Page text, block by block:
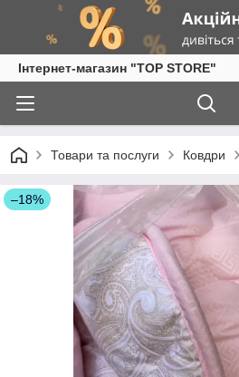
Інтернет-магазин "TOP STORE"
Товари та послуги Ковдри
–18%